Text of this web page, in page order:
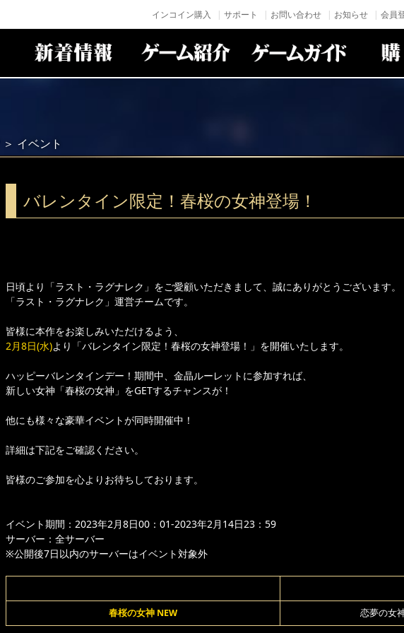
インコイン購入 サポート お問い合わせ お知らせ 会員
＞ イベント
バレンタイン限定！春桜の女神登場！
日頃より「ラスト・ラグナレク」をご愛顧いただきまして、誠にありがとうございます。
「ラスト・ラグナレク」運営チームです。
皆様に本作をお楽しみいただけるよう、
2月8日(水)より「バレンタイン限定！春桜の女神登場！」を開催いたします。
ハッピーバレンタインデー！期間中、金晶ルーレットに参加すれば、
新しい女神「春桜の女神」をGETするチャンスが！
他にも様々な豪華イベントが同時開催中！
詳細は下記をご確認ください。
皆様のご参加を心よりお待ちしております。
イベント期間：2023年2月8日00：01-2023年2月14日23：59
サーバー：全サーバー
※公開後7日以内のサーバーはイベント対象外
春桜の女神 NEW 恋夢の女